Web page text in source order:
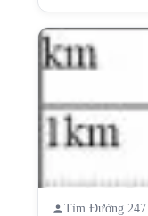
Tìm Đường 247